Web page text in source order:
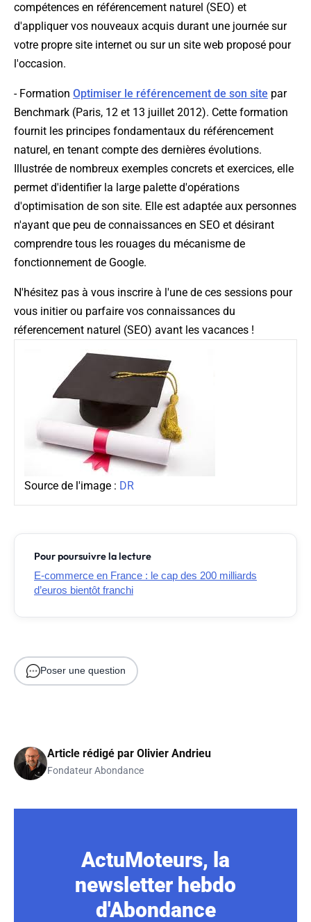
compétences en référencement naturel (SEO) et
d'appliquer vos nouveaux acquis durant une journée sur
votre propre site internet ou sur un site web proposé pour
l'occasion.
- Formation Optimiser le référencement de son site par
Benchmark (Paris, 12 et 13 juillet 2012). Cette formation
fournit les principes fondamentaux du référencement
naturel, en tenant compte des dernières évolutions.
Illustrée de nombreux exemples concrets et exercices, elle
permet d'identifier la large palette d'opérations
d'optimisation de son site. Elle est adaptée aux personnes
n'ayant que peu de connaissances en SEO et désirant
comprendre tous les rouages du mécanisme de
fonctionnement de Google.
N'hésitez pas à vous inscrire à l'une de ces sessions pour
vous initier ou parfaire vos connaissances du
réferencement naturel (SEO) avant les vacances !
Source de l'image : DR
Pour poursuivre la lecture
E-commerce en France : le cap des 200 milliards
d’euros bientôt franchi
Poser une question
Article rédigé par Olivier Andrieu
Fondateur Abondance
ActuMoteurs, la
newsletter hebdo
d'Abondance